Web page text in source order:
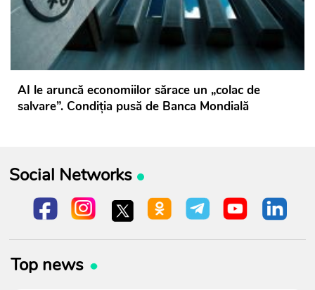
AI le aruncă economiilor sărace un „colac de
salvare”. Condiția pusă de Banca Mondială
Social Networks
Top news